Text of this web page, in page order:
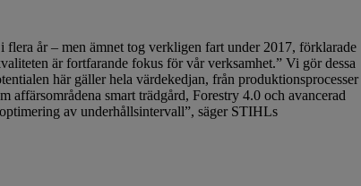
år – men ämnet tog verkligen fart under 2017, förklarade
är fortfarande fokus för vår verksamhet.” Vi gör dessa
här gäller hela värdekedjan, från produktionsprocesser
smart trädgård, Forestry 4.0 och avancerad
av underhållsintervall”, säger STIHLs